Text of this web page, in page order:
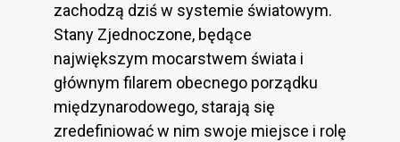
zachodzą dziś w systemie światowym.
Stany Zjednoczone, będące
największym mocarstwem świata i
głównym filarem obecnego porządku
międzynarodowego, starają się
zredefiniować w nim swoje miejsce i rolę